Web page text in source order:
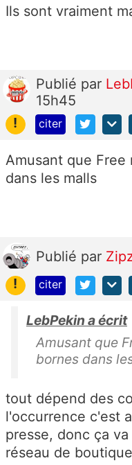
Ils sont vraiment
Publié par
15h45
!
citer
Amusant que
dans les malls
Publié par
!
citer
LebPekin a écrit
Amusant que
bornes dans
tout dépend des
l'occurrence c'est
presse, donc ça
réseau de